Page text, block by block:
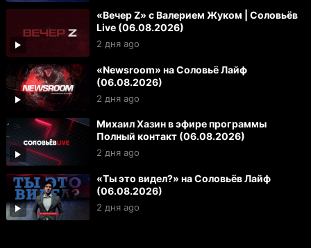
«Вечер Z» с Валерием Жуком | Соловьёв
Live (06.08.2026)
2 дня ago
«Newsroom» на Соловьё Лайф
(06.08.2026)
2 дня ago
Михаил Хазин в эфире программы
Полный контакт (06.08.2026)
2 дня ago
«Ты это видел?» на Соловьёв Лайф
(06.08.2026)
2 дня ago